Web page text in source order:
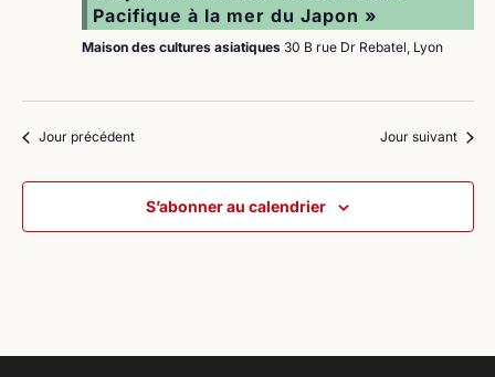
Pacifique à la mer du Japon »
Maison des cultures asiatiques 30 B rue Dr Rebatel, Lyon
Jour précédent Jour suivant
S’abonner au calendrier